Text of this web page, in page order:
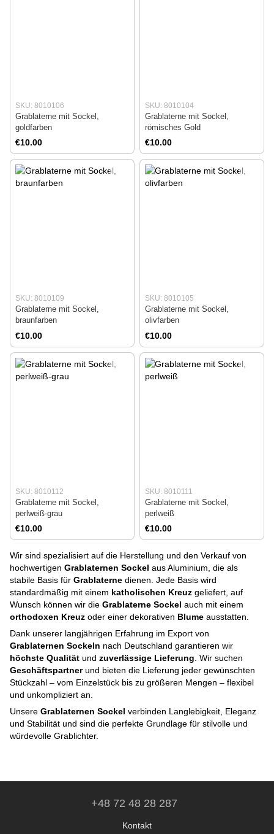
SKU: 8010106
Grablaterne mit Sockel,
goldfarben
€10.00
SKU: 8010104
Grablaterne mit Sockel,
römisches Gold
€10.00
SKU: 8010109
Grablaterne mit Sockel,
braunfarben
€10.00
SKU: 8010105
Grablaterne mit Sockel,
olivfarben
€10.00
SKU: 8010112
Grablaterne mit Sockel,
perlweiß-grau
€10.00
SKU: 8010111
Grablaterne mit Sockel,
perlweiß
€10.00
Wir sind spezialisiert auf die Herstellung und den Verkauf von
hochwertigen Grablaternen Sockel aus Aluminium, die als
stabile Basis für Grablaterne dienen. Jede Basis wird
standardmäßig mit einem katholischen Kreuz geliefert, auf
Wunsch können wir die Grablaterne Sockel auch mit einem
orthodoxen Kreuz oder einer dekorativen Blume ausstatten.
Dank unserer langjährigen Erfahrung im Export von
Grablaternen Sockeln nach Deutschland garantieren wir
höchste Qualität und zuverlässige Lieferung . Wir suchen
Geschäftspartnerund bieten die Lieferung jeder gewünschten
Stückzahl – vom Einzelstück bis zu größeren Mengen – flexibel
und unkompliziert an.
Unsere Grablaternen Sockel verbinden Langlebigkeit, Eleganz
und Stabilität und sind die perfekte Grundlage für stilvolle und
würdevolle Grablichter.
+48 72 48 28 287
Kontakt